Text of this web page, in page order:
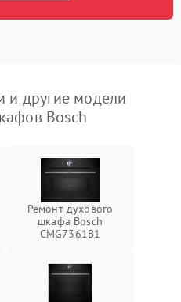
другие модели
Bosch
Ремонт духового
шкафа Bosch
CMG7361B1